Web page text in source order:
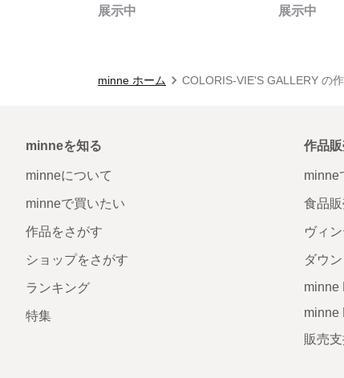
展示中 展示中
minne ホーム COLORIS-VIE'S GALLERY の
minneを知る
minneについて
minneで買いたい
作品をさがす
ショップをさがす
ランキング
特集
作品
minne
食品
ヴィ
ダウ
minne
minne
販売